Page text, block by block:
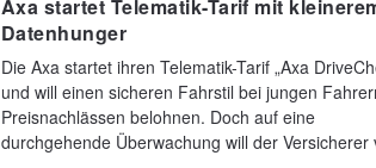
Axa startet Telematik-Tarif mit
Datenhunger
Die Axa startet ihren Telematik-Tarif „Axa
und will einen sicheren Fahrstil bei jungen
Preisnachlässen belohnen. Doch auf eine
durchgehende Überwachung will der Versicherer